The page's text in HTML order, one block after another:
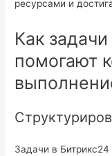
ресурсами и
Как
помогают
Задачи в